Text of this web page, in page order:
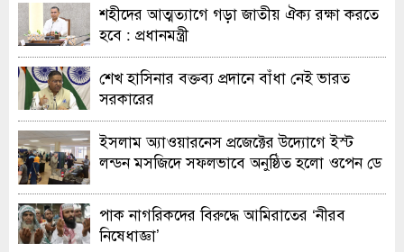
শহীদের আত্মত্যাগে গড়া জাতীয় ঐক্য রক্ষা করতে
হবে : প্রধানমন্ত্রী
শেখ হাসিনার বক্তব্য প্রদানে বাঁধা নেই ভারত
সরকারের
ইসলাম অ্যাওয়ারনেস প্রজেক্টের উদ্যোগে ইস্ট
লন্ডন মসজিদে সফলভাবে অনুষ্ঠিত হলো ওপেন ডে
পাক নাগরিকদের বিরুদ্ধে আমিরাতের ‘নীরব
নিষেধাজ্ঞা’